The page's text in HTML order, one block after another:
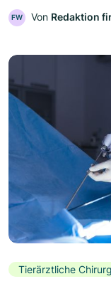
FW Von Redaktion
Tierärztliche